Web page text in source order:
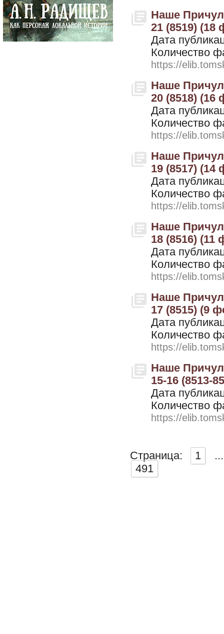
Наше
21 (8519) (18
Дата
Количество
https://
Наше
20 (8518) (16
Дата
Количество
https://
Наше
19 (8517) (14
Дата
Количество
https://
Наше
18 (8516) (11
Дата
Количество
https://
Наше
17 (8515) (9
Дата
Количество
https://
Наше
15-16 (8513-
Дата
Количество
https://
Страница: 1
...
491